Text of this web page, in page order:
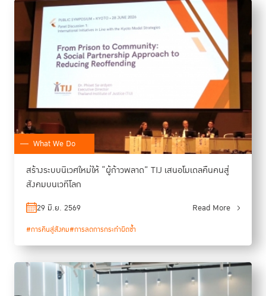
What We Do
สร้างระบบนิเวศใหม่ให้ “ผู้ก้าวพลาด” TIJ เสนอโมเดลคืนคนสู่
สังคมบนเวทีโลก
29 มิ.ย. 2569 Read More
#การคืนสู่สังคม#การลดการกระทำผิดซ้ำ